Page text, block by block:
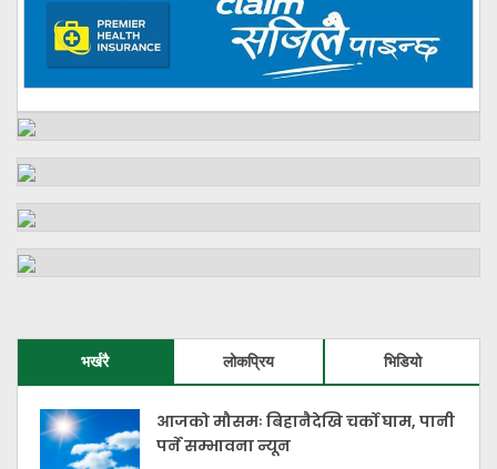
भर्खरै लोकप्रिय भिडियो
आजको मौसमः बिहानैदेखि चर्को घाम, पानी
पर्ने सम्भावना न्यून